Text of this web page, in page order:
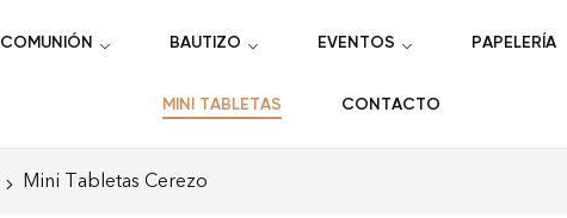
COMUNIÓN BAUTIZO EVENTOS PAPELERÍA
MINI TABLETAS CONTACTO
Mini Tabletas Cerezo